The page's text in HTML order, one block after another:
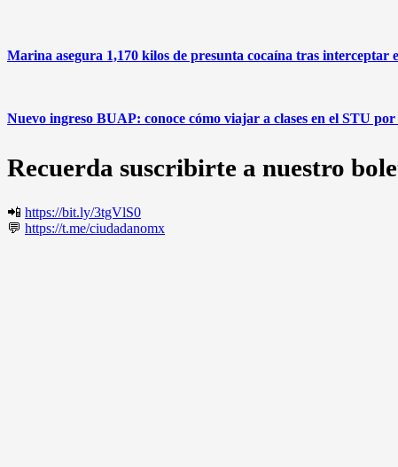
Marina asegura 1,170 kilos de presunta cocaína tras interceptar
Nuevo ingreso BUAP: conoce cómo viajar a clases en el STU por
Recuerda suscribirte a nuestro
📲 https://bit.ly/3tgVlS0
💬 https://t.me/ciudadanomx